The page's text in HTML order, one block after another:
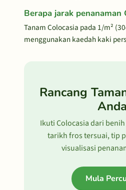
Berapa jarak penanaman
Tanam Colocasia pada 1/m²
menggunakan kaedah kaki
Rancang
Anda
Ikuti Colocasia dari
tarikh fros tersuai, tip
visualisasi
Mula